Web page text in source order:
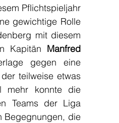
Pflichtspieljahr
gewichtige Rolle
mit diesem
Kapitän Manfred
gegen eine
teilweise etwas
mehr konnte die
Teams der Liga
Begegnungen, die